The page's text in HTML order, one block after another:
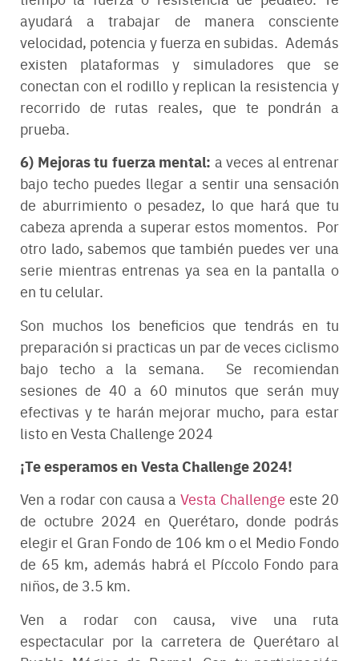
ayudará a trabajar de manera consciente
velocidad, potencia y fuerza en subidas. Además
existen plataformas y simuladores que se
conectan con el rodillo y replican la resistencia y
recorrido de rutas reales, que te pondrán a
prueba.
6) Mejoras tu fuerza mental: a veces al entrenar
bajo techo puedes llegar a sentir una sensación
de aburrimiento o pesadez, lo que hará que tu
cabeza aprenda a superar estos momentos. Por
otro lado, sabemos que también puedes ver una
serie mientras entrenas ya sea en la pantalla o
en tu celular.
Son muchos los beneficios que tendrás en tu
preparación si practicas un par de veces ciclismo
bajo techo a la semana. Se recomiendan
sesiones de 40 a 60 minutos que serán muy
efectivas y te harán mejorar mucho, para estar
listo en Vesta Challenge 2024
¡Te esperamos en Vesta Challenge 2024!
Ven a rodar con causa aVesta Challenge este 20
de octubre 2024 en Querétaro, donde podrás
elegir el Gran Fondo de 106 km o el Medio Fondo
de 65 km, además habrá el Píccolo Fondo para
niños, de 3.5 km.
Ven a rodar con causa, vive una ruta
espectacular por la carretera de Querétaro al